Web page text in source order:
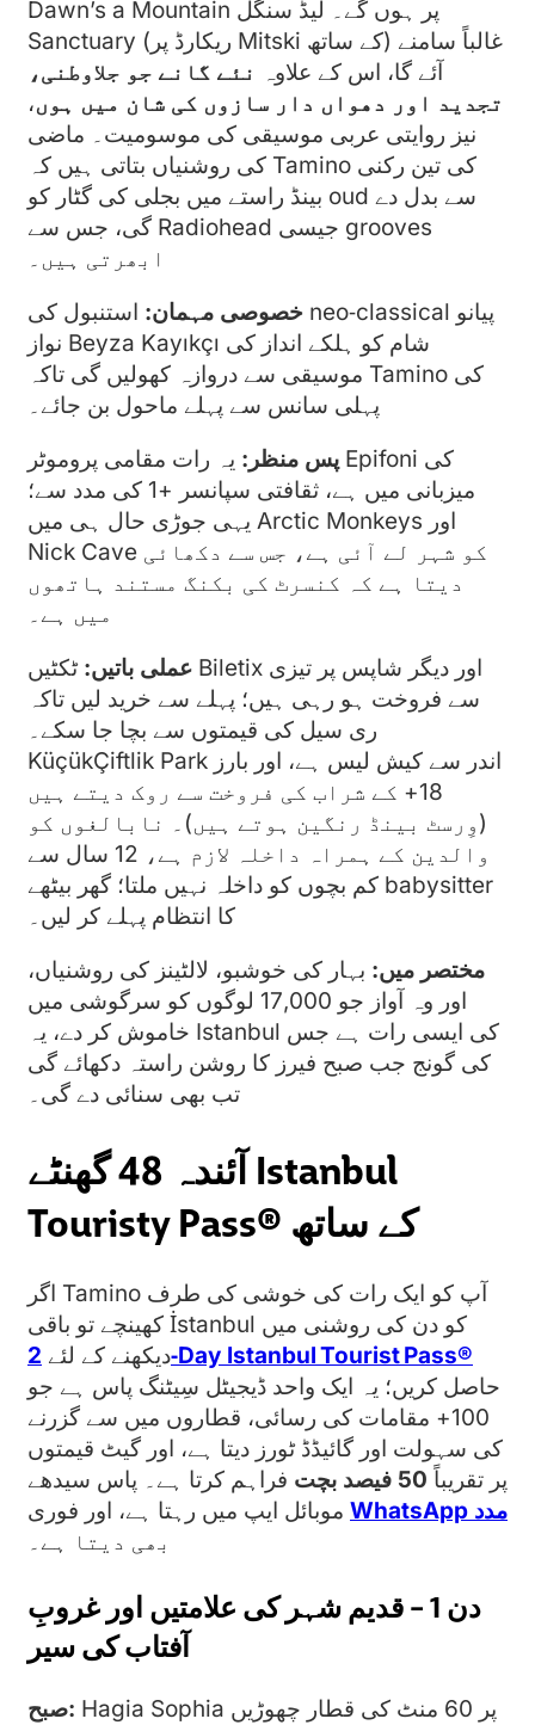
Dawn’s a Mountain پر ہوں گے۔ لیڈ سنگل
Sanctuary (ریکارڈ پر Mitski کے ساتھ) غالباً سامنے
آئے گا، اس کے علاوہ نئے گانے جو جلاوطنی،
تجدید اور دھواں دار سازوں کی شان میں ہوں،
نیز روایتی عربی موسیقی کی موسومیت۔ ماضی
کی روشنیاں بتاتی ہیں کہ Tamino کی تین رکنی
بینڈ راستے میں بجلی کی گٹار کو oud سے بدل دے
گی، جس سے Radiohead جیسی grooves
ابھرتی ہیں۔
خصوصی مہمان: استنبول کی neo‑classical پیانو
نواز Beyza Kayıkçı شام کو ہلکے انداز کی
موسیقی سے دروازہ کھولیں گی تاکہ Tamino کی
پہلی سانس سے پہلے ماحول بن جائے۔
پس منظر: یہ رات مقامی پروموٹر Epifoni کی
میزبانی میں ہے، ثقافتی سپانسر +1 کی مدد سے؛
یہی جوڑی حال ہی میں Arctic Monkeys اور
Nick Cave کو شہر لے آئی ہے، جس سے دکھائی
دیتا ہے کہ کنسرٹ کی بکنگ مستند ہاتھوں
میں ہے۔
عملی باتیں: ٹکٹیں Biletix اور دیگر شاپس پر تیزی
سے فروخت ہو رہی ہیں؛ پہلے سے خرید لیں تاکہ
ری سیل کی قیمتوں سے بچا جا سکے۔
KüçükÇiftlik Park اندر سے کیش لیس ہے، اور بارز
18+ کے شراب کی فروخت سے روک دیتے ہیں
(وِرسٹ بینڈ رنگین ہوتے ہیں)۔ نابالغوں کو
والدین کے ہمراہ داخلہ لازم ہے، 12 سال سے
کم بچوں کو داخلہ نہیں ملتا؛ گھر بیٹھے babysitter
کا انتظام پہلے کر لیں۔
مختصر میں: بہار کی خوشبو، لالٹینز کی روشنیاں،
اور وہ آواز جو 17,000 لوگوں کو سرگوشی میں
خاموش کر دے، یہ Istanbul کی ایسی رات ہے جس
کی گونج جب صبح فیرز کا روشن راستہ دکھائے گی
تب بھی سنائی دے گی۔
آئندہ 48 گھنٹے Istanbul
Touristy Pass® کے ساتھ
اگر Tamino آپ کو ایک رات کی خوشی کی طرف
کھینچے تو باقی İstanbul کو دن کی روشنی میں
دیکھنے کے لئے2‑Day Istanbul Tourist Pass®
حاصل کریں؛ یہ ایک واحد ڈیجیٹل سِیٹنگ پاس ہے جو
100+ مقامات کی رسائی، قطاروں میں سے گزرنے
کی سہولت اور گائیڈڈ ٹورز دیتا ہے، اور گیٹ قیمتوں
پر تقریباً 50 فیصد بچت
فراہم کرتا ہے۔ پاس سیدھے
WhatsApp مدد
بھی دیتا ہے۔
دن 1 – قدیم شہر کی علامتیں اور غروبِ
آفتاب کی سیر
صبح: Hagia Sophia پر 60 منٹ کی قطار چھوڑیں